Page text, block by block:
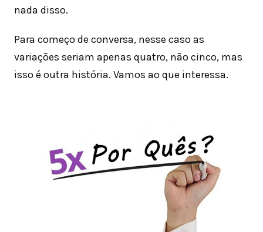
nada disso.
Para começo de conversa, nesse caso as
variações seriam apenas quatro, não cinco, mas
isso é outra história. Vamos ao que interessa.